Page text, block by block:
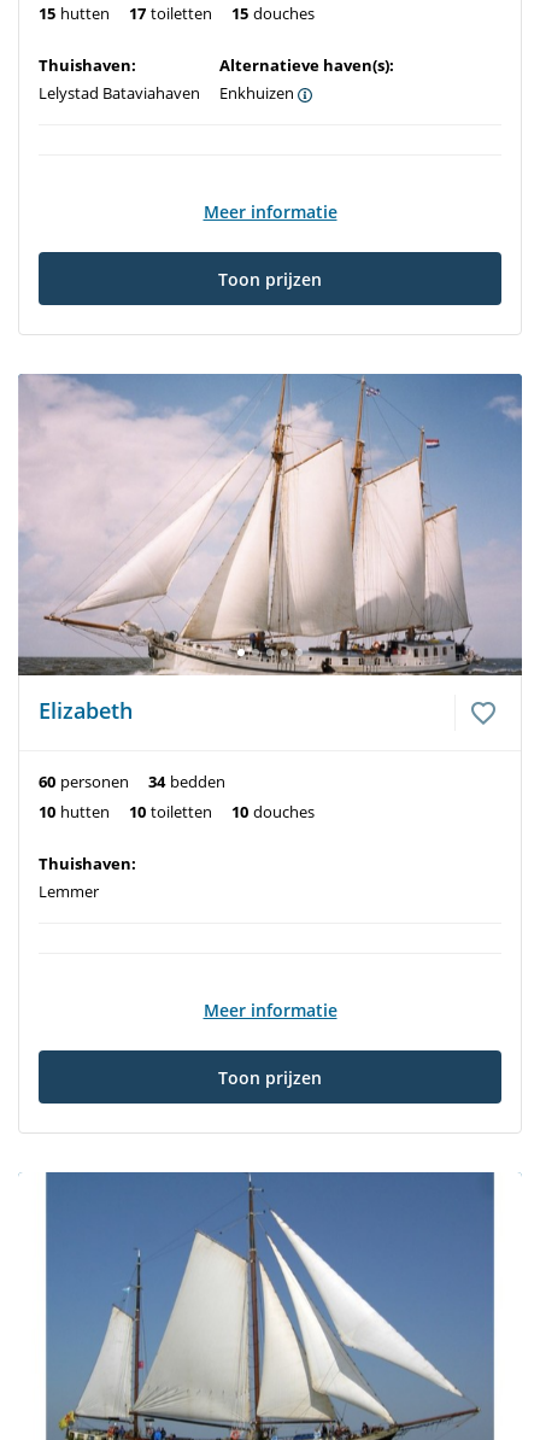
15 hutten 17 toiletten 15 douches
Thuishaven:
Lelystad Bataviahaven
Alternatieve haven(s):
Enkhuizen
Meer informatie
Toon prijzen
Elizabeth
60 personen 34 bedden
10 hutten 10 toiletten 10 douches
Thuishaven:
Lemmer
Meer informatie
Toon prijzen